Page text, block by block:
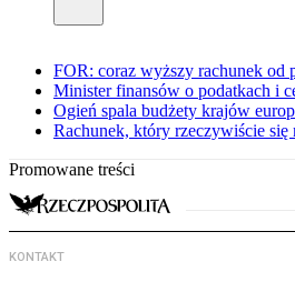
FOR: coraz wyższy rachunek od
Minister finansów o podatkach i
Ogień spala budżety krajów
Rachunek, który rzeczywiście się
Promowane treści
KONTAKT